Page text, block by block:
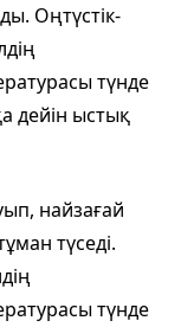
Оңтүстік-
түнде
дейін ыстық
найзағай
түседі.
түнде